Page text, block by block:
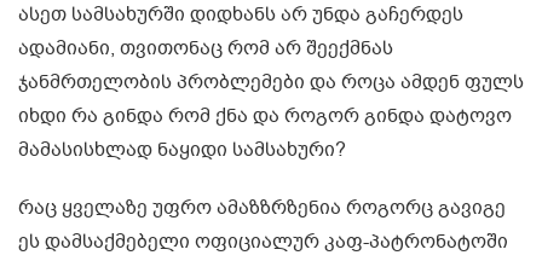
ასეთ სამსახურში დიდხანს არ უნდა გაჩერდეს
ადამიანი, თვითონაც რომ არ შეექმნას
ჯანმრთელობის პრობლემები და როცა ამდენ ფულს
იხდი რა გინდა რომ ქნა და როგორ გინდა დატოვო
მამასისხლად ნაყიდი სამსახური?
რაც ყველაზე უფრო ამაზზრზენია როგორც გავიგე
ეს დამსაქმებელი ოფიციალურ კაფ-პატრონატოში